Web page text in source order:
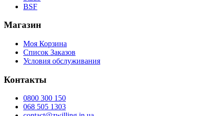
BSF
Магазин
Моя Корзина
Список Заказов
Условия обслуживания
Контакты
0800 300 150
068 505 1303